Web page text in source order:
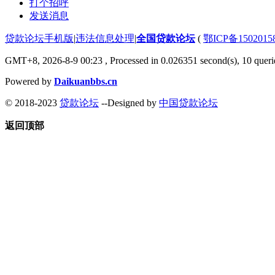
打个招呼
发送消息
贷款论坛手机版|违法信息处理|全国贷款论坛( 鄂ICP备
GMT+8, 2026-8-9 00:23 , Processed in 0.026351 second(s), 10
Powered by Daikuanbbs.cn
© 2018-2023 贷款论坛 --Designed by 中国贷款论坛
返回顶部